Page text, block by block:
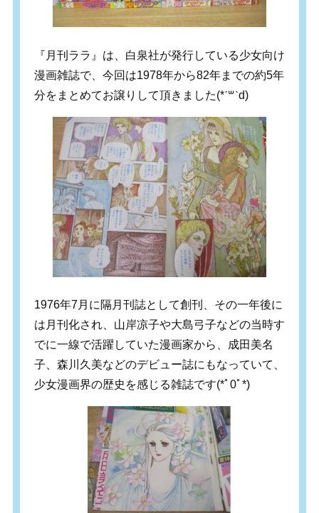
『月刊ララ』は、白泉社が発行している少女向け
漫画雑誌で、今回は1978年から82年までの約5年
分をまとめてお譲りして頂きました(*ˊ꒳ˋd)
1976年7月に隔月刊誌として創刊、その一年後に
は月刊化され、山岸凉子や大島弓子などの当時す
でに一線で活躍していた漫画家から、成田美名
子、森川久美などのデビュー誌にもなっていて、
少女漫画界の歴史を感じる雑誌です(*ﾟ0ﾟ*)